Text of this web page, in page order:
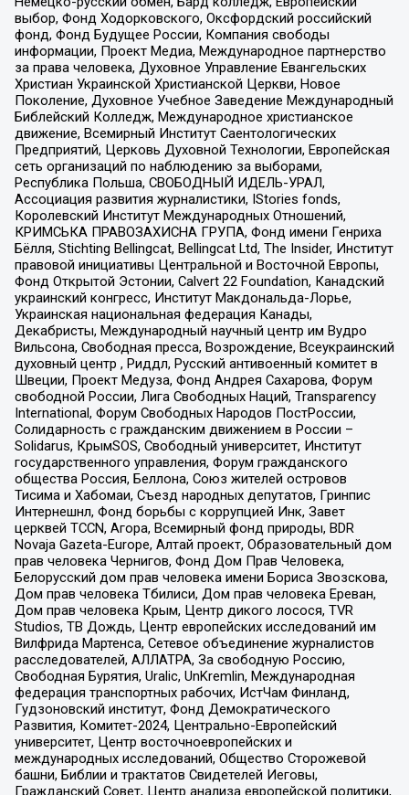
выбор, Фонд Ходорковского, Оксфордский российский
фонд, Фонд Будущее России, Компания свободы
информации, Проект Медиа, Международное партнерство
за права человека, Духовное Управление Евангельских
Христиан Украинской Христианской Церкви, Новое
Поколение, Духовное Учебное Заведение Международный
Библейский Колледж, Международное христианское
движение, Всемирный Институт Саентологических
Предприятий, Церковь Духовной Технологии, Европейская
сеть организаций по наблюдению за выборами,
Республика Польша, СВОБОДНЫЙ ИДЕЛЬ-УРАЛ,
Ассоциация развития журналистики, IStories fonds,
Королевский Институт Международных Отношений,
КРИМСЬКА ПРАВОЗАХИСНА ГРУПА, Фонд имени Генриха
Бёлля, Stichting Bellingcat, Bellingcat Ltd, The Insider, Институт
правовой инициативы Центральной и Восточной Европы,
Фонд Открытой Эстонии, Calvert 22 Foundation, Канадский
украинский конгресс, Институт Макдональда-Лорье,
Украинская национальная федерация Канады,
Декабристы, Международный научный центр им Вудро
Вильсона, Свободная пресса, Возрождение, Всеукраинский
духовный центр , Риддл, Русский антивоенный комитет в
Швеции, Проект Медуза, Фонд Андрея Сахарова, Форум
свободной России, Лига Свободных Наций, Transparеncy
International, Форум Свободных Народов ПостРоссии,
Солидарность с гражданским движением в России –
Solidarus, КрымSOS, Свободный университет, Институт
государственного управления, Форум гражданского
общества Россия, Беллона, Союз жителей островов
Тисима и Хабомаи, Съезд народных депутатов, Гринпис
Интернешнл, Фонд борьбы с коррупцией Инк, Завет
церквей TCCN, Агора, Всемирный фонд природы, BDR
Novaja Gazeta-Europe, Алтай проект, Образовательный дом
прав человека Чернигов, Фонд Дом Прав Человека,
Белорусский дом прав человека имени Бориса Звозскова,
Дом прав человека Тбилиси, Дом прав человека Ереван,
Дом прав человека Крым, Центр дикого лосося, TVR
Studios, ТВ Дождь, Центр европейских исследований им
Вилфрида Мартенса, Сетевое объединение журналистов
расследователей, АЛЛАТРА, За свободную Россию,
Свободная Бурятия, Uralic, UnKremlin, Международная
федерация транспортных рабочих, ИстЧам Финланд,
Гудзоновский институт, Фонд Демократического
Развития, Комитет-2024, Центрально-Европейский
университет, Центр восточноевропейских и
международных исследований, Общество Сторожевой
башни, Библии и трактатов Свидетелей Иеговы,
Гражданский Совет, Центр анализа европейской политики,